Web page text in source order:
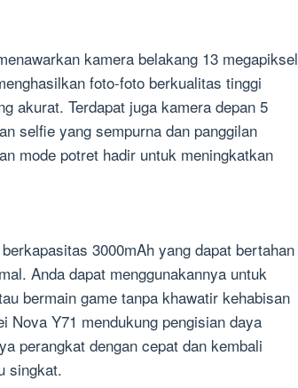
kamera belakang 13 megapiksel
foto-foto berkualitas tinggi
akurat. Terdapat juga kamera depan 5
selfie yang sempurna dan panggilan
mode potret hadir untuk meningkatkan
3000mAh yang dapat bertahan
Anda dapat menggunakannya untuk
bermain game tanpa khawatir kehabisan
Nova Y71 mendukung pengisian daya
perangkat dengan cepat dan kembali
singkat.